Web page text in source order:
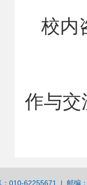
校内
作与交
010-62255671 | 邮编